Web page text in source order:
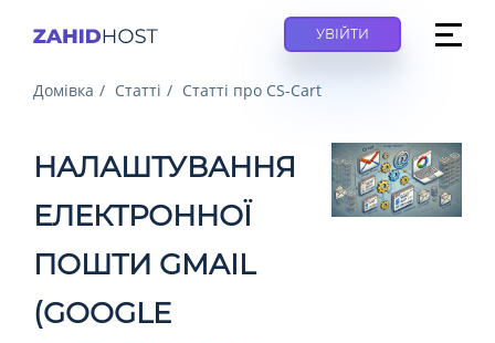
УВІЙТИ
Домівка Статті Статті про CS-Cart
НАЛАШТУВАННЯ
ЕЛЕКТРОННОЇ
ПОШТИ GMAIL
(GOOGLE